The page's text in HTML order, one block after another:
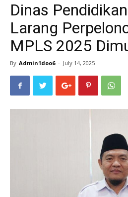
Dinas
Larang
MPLS 2025
By Admin1doo6 - July 14, 2025